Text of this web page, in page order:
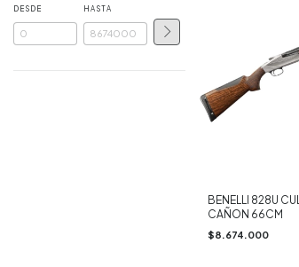
DESDE HASTA
BENELLI 828U
CAÑON 66CM
$8.674.000